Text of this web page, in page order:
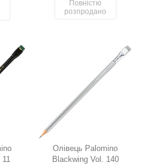
Повністю
розпродано
11
Олівець Palomino
Blackwing Vol. 140